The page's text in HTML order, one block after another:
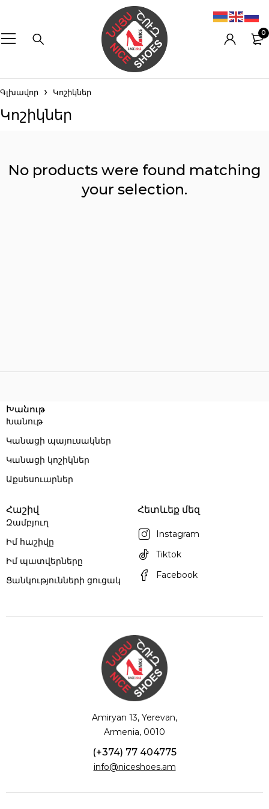
0
Գլխավոր Կոշիկներ
Կոշիկներ
No products were found matching
your selection.
Խանութ
Խանութ
Կանացի պայուսակներ
Կանացի կոշիկներ
Աքսեսուարներ
Հաշիվ
Զամբյուղ
Իմ հաշիվը
Իմ պատվերները
Ցանկությունների ցուցակ
Հետևեք մեզ
Instagram
Tiktok
Facebook
Amiryan 13, Yerevan,
Armenia, 0010
(+374) 77 404775
info@niceshoes.am